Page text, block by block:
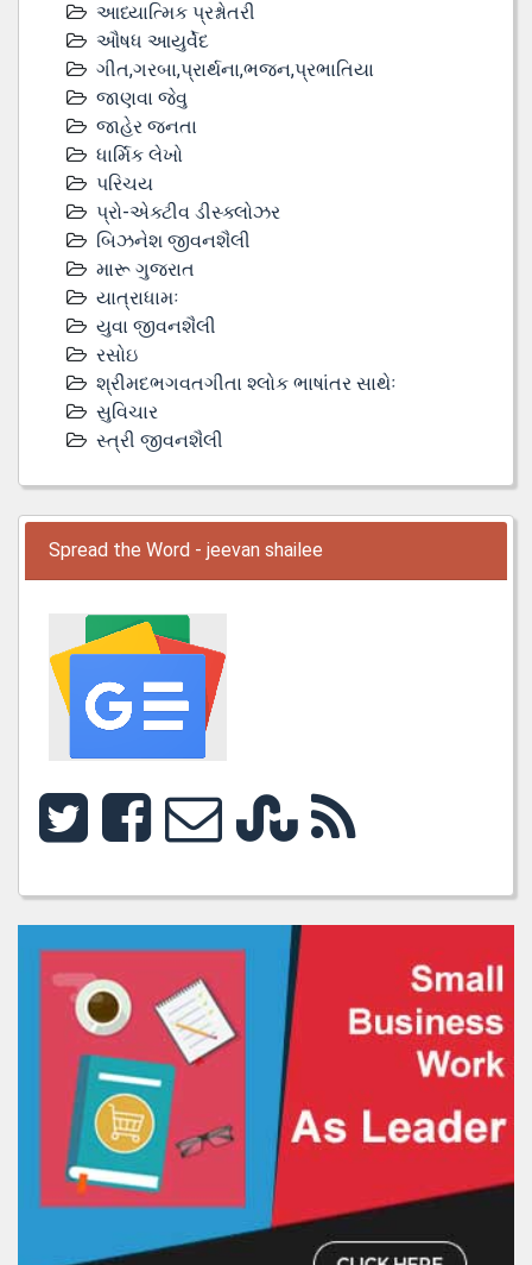
આધ્યાત્મિક પ્રશ્નોતરી
ઔષધ આયુર્વેદ
ગીત,ગરબા,પ્રાર્થના,ભજન,પ્રભાતિયા
જાણવા જેવુ
જાહેર જનતા
ધાર્મિક લેખો
પરિચય
પ્રો-એક્ટીવ ડીસ્‍ક્લોઝર
બિઝનેશ જીવનશૈલી
મારૂ ગુજરાત
યાત્રાધામઃ
યુવા જીવનશૈલી
રસોઇ
શ્રીમદભગવતગીતા શ્લોક ભાષાંતર સાથેઃ
સુવિચાર
સ્ત્રી જીવનશૈલી
Spread the Word - jeevan shailee